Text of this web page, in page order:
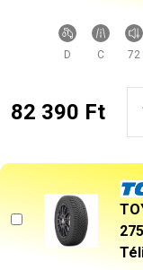
D C 72
82 390 Ft